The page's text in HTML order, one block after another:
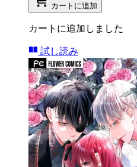
カートに追加
カートに追加しました
試し読み